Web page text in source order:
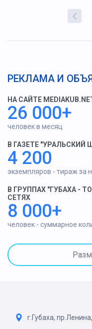
РЕКЛАМА И
НА САЙТЕ
26 000+
человек в месяц
В ГАЗЕТЕ "УРАЛЬСКИЙ
4 200
экземпляров - тираж за
В ГРУППАХ "ГУБАХА -
СЕТЯХ
8 000+
человек - суммарное
г.Губаха,